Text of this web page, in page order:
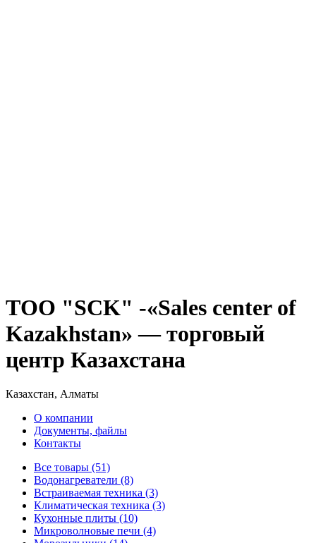
ТОО "SCK" -«Sales center of
Kazakhstan» — торговый
центр Казахстана
Казахстан, Алматы
О компании
Документы, файлы
Контакты
Все товары (51)
Водонагреватели (8)
Встраиваемая техника (3)
Климатическая техника (3)
Кухонные плиты (10)
Микроволновые печи (4)